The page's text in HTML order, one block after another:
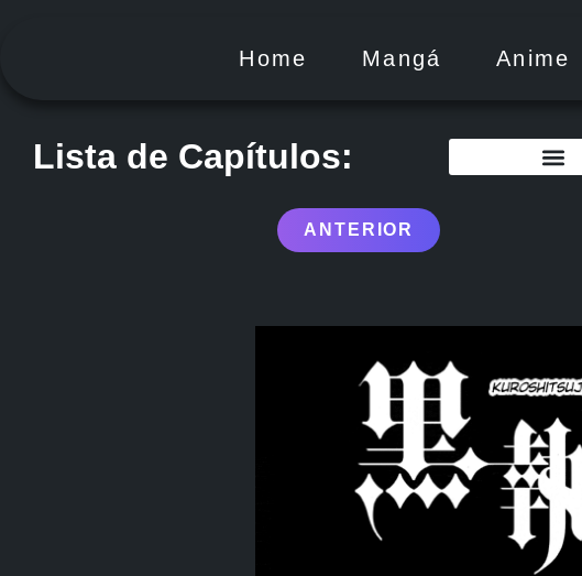
Home Mangá Anime
Lista de Capítulos:
ANTERIOR